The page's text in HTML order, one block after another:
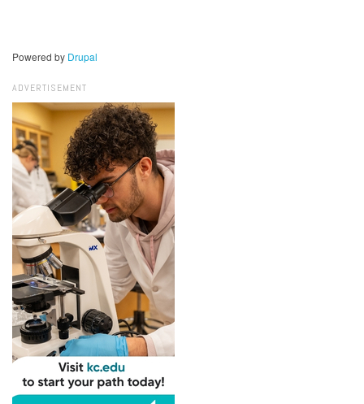
Powered by Drupal
ADVERTISEMENT